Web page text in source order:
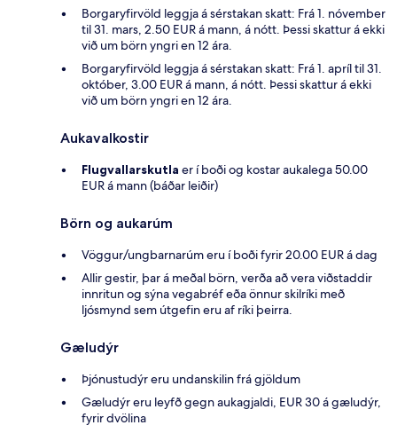
Borgaryfirvöld leggja á sérstakan skatt: Frá 1. nóvember
til 31. mars, 2.50 EUR á mann, á nótt. Þessi skattur á ekki
við um börn yngri en 12 ára.
Borgaryfirvöld leggja á sérstakan skatt: Frá 1. apríl til 31.
október, 3.00 EUR á mann, á nótt. Þessi skattur á ekki
við um börn yngri en 12 ára.
Aukavalkostir
Flugvallarskutla er í boði og kostar aukalega 50.00
EUR á mann (báðar leiðir)
Börn og aukarúm
Vöggur/ungbarnarúm eru í boði fyrir 20.00 EUR á dag
Allir gestir, þar á meðal börn, verða að vera viðstaddir
innritun og sýna vegabréf eða önnur skilríki með
ljósmynd sem útgefin eru af ríki þeirra.
Gæludýr
Þjónustudýr eru undanskilin frá gjöldum
Gæludýr eru leyfð gegn aukagjaldi, EUR 30 á gæludýr,
fyrir dvölina